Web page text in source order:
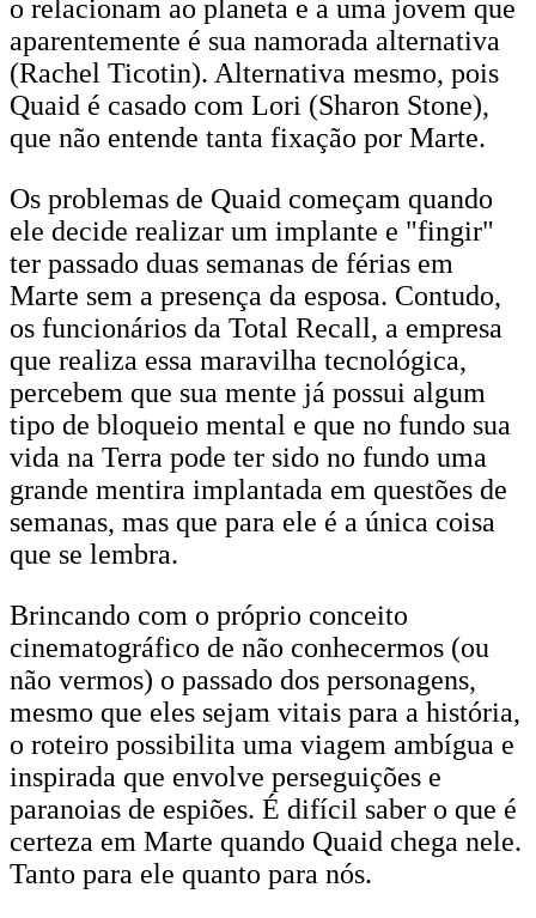
o relacionam ao planeta e a uma jovem que
aparentemente é sua namorada alternativa
(Rachel Ticotin). Alternativa mesmo, pois
Quaid é casado com Lori (Sharon Stone),
que não entende tanta fixação por Marte.
Os problemas de Quaid começam quando
ele decide realizar um implante e "fingir"
ter passado duas semanas de férias em
Marte sem a presença da esposa. Contudo,
os funcionários da Total Recall, a empresa
que realiza essa maravilha tecnológica,
percebem que sua mente já possui algum
tipo de bloqueio mental e que no fundo sua
vida na Terra pode ter sido no fundo uma
grande mentira implantada em questões de
semanas, mas que para ele é a única coisa
que se lembra.
Brincando com o próprio conceito
cinematográfico de não conhecermos (ou
não vermos) o passado dos personagens,
mesmo que eles sejam vitais para a história,
o roteiro possibilita uma viagem ambígua e
inspirada que envolve perseguições e
paranoias de espiões. É difícil saber o que é
certeza em Marte quando Quaid chega nele.
Tanto para ele quanto para nós.